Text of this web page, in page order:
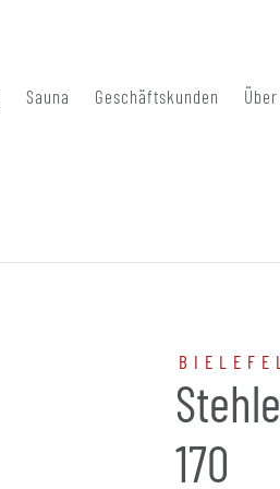
Sauna Geschäftskunden
170